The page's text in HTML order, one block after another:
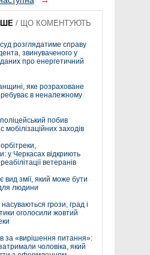
/ ЩО КОМЕНТУЮТЬ
розглядатиме справу
звинуваченого у
про енергетичний
яке розраховане
в неналежному
побив
мобілізаційних заходів
орбітреки,
у Черкасах відкриють
ветеранів
вид змії, який може бути
людини
грози, град і
оголосили жовтий
за «вирішення питання»:
чоловіка, який